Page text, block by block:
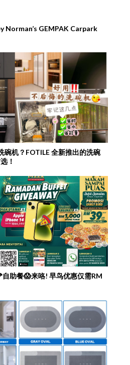
Norman’s GEMPAK Carpark
碗机？FOTILE 全新推出的洗碗
！
助餐😱来咯! 早鸟优惠仅需RM